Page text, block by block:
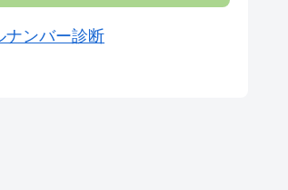
ナンバー診断